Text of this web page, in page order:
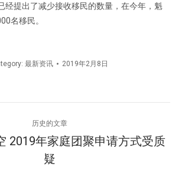
经提出了减少接收移民的数量，在今年，魁
名移民。
最新资讯 2019年2月8日
历史的文章
历
史
2019年家庭团聚申请方式受质
疑